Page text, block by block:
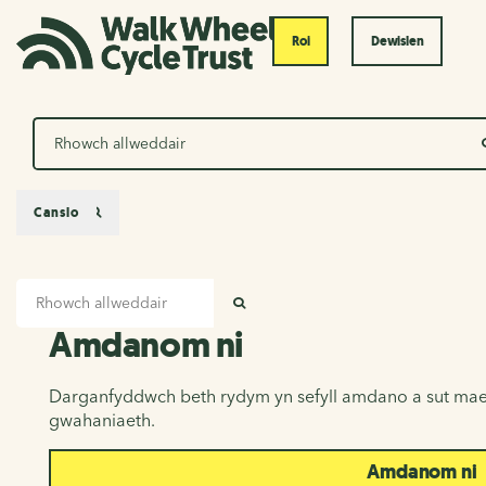
Roi Dewislen
Chwilio
Amdanom ni
Amdanom ni
Darganfyddwch beth rydym yn sefyll amdano a sut
gwahaniaeth.
Amdanom ni
Canslo